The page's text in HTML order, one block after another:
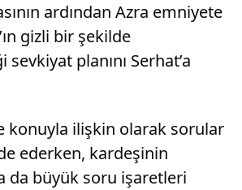
ardından Azra emniyete
gizli bir şekilde
planını Serhat’a
konuyla ilişkin olarak sorular
ederken, kardeşinin
da büyük soru işaretleri